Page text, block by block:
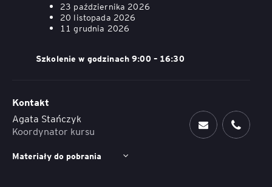
23 października 2026
20 listopada 2026
11 grudnia 2026
Szkolenie w godzinach 9:00 – 16:30
Kontakt
Agata Stańczyk
Koordynator kursu
Materiały do pobrania